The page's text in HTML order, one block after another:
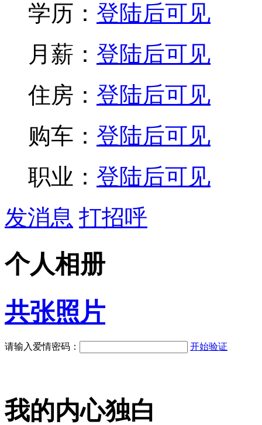
学历： 登陆后可见
月薪： 登陆后可见
住房： 登陆后可见
购车： 登陆后可见
职业： 登陆后可见
发消息 打招呼
个人相册
共张照片
请输入爱情密码： 开始验证
我的内心独白